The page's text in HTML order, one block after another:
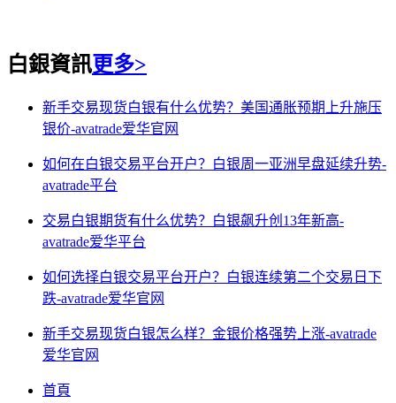
白銀資訊更多>
新手交易现货白银有什么优势？美国通胀预期上升施压
银价-avatrade爱华官网
如何在白银交易平台开户？白银周一亚洲早盘延续升势-
avatrade平台
交易白银期货有什么优势？白银飙升创13年新高-
avatrade爱华平台
如何选择白银交易平台开户？白银连续第二个交易日下
跌-avatrade爱华官网
新手交易现货白银怎么样？金银价格强势上涨-avatrade
爱华官网
首頁